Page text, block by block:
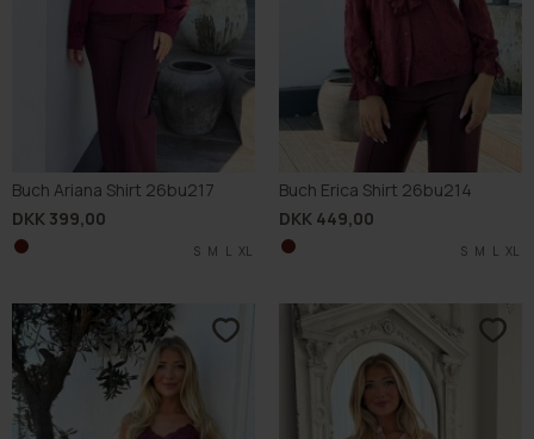
Buch Ariana Shirt 26bu217
DKK 399,00
S M L XL
Buch Erica Shirt 26bu214
DKK 449,00
S M L XL